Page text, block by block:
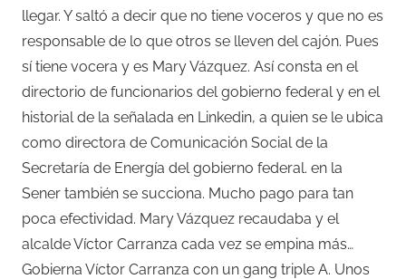
llegar. Y saltó a decir que no tiene voceros y que no es
responsable de lo que otros se lleven del cajón. Pues
sí tiene vocera y es Mary Vázquez. Así consta en el
directorio de funcionarios del gobierno federal y en el
historial de la señalada en Linkedin, a quien se le ubica
como directora de Comunicación Social de la
Secretaría de Energía del gobierno federal. en la
Sener también se succiona. Mucho pago para tan
poca efectividad. Mary Vázquez recaudaba y el
alcalde Víctor Carranza cada vez se empina más…
Gobierna Víctor Carranza con un gang triple A. Unos